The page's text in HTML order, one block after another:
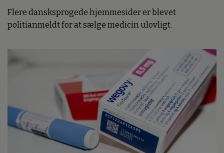
Flere dansksprogede hjemmesider er blevet
politianmeldt for at sælge medicin ulovligt.